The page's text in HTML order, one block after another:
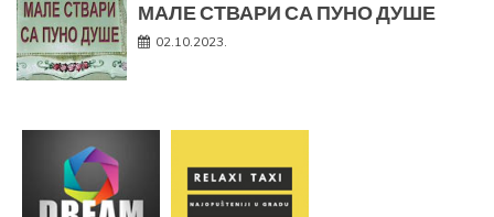
МАЛЕ СТВАРИ СА ПУНО ДУШЕ
02.10.2023.